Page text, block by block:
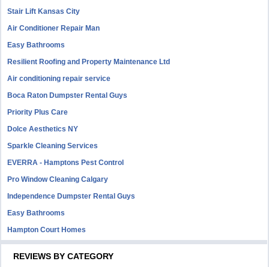
Stair Lift Kansas City
Air Conditioner Repair Man
Easy Bathrooms
Resilient Roofing and Property Maintenance Ltd
Air conditioning repair service
Boca Raton Dumpster Rental Guys
Priority Plus Care
Dolce Aesthetics NY
Sparkle Cleaning Services
EVERRA - Hamptons Pest Control
Pro Window Cleaning Calgary
Independence Dumpster Rental Guys
Easy Bathrooms
Hampton Court Homes
REVIEWS BY CATEGORY